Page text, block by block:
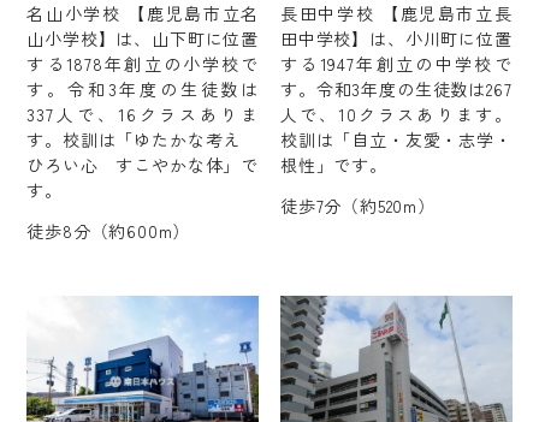
名山小学校 【鹿児島市立名
山小学校】は、山下町に位置
する1878年創立の小学校で
す。令和3年度の生徒数は
337人で、16クラスありま
す。校訓は「ゆたかな考え
ひろい心 すこやかな体」で
す。
徒歩8分（約600m）
長田中学校 【鹿児島市立長
田中学校】は、小川町に位置
する1947年創立の中学校で
す。令和3年度の生徒数は267
人で、10クラスあります。
校訓は「自立・友愛・志学・
根性」です。
徒歩7分（約520m）